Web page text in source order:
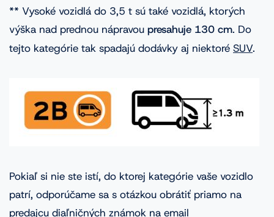
** Vysoké vozidlá do 3,5 t sú také vozidlá, ktorých
výška nad prednou nápravou presahuje 130 cm. Do
tejto kategórie tak spadajú dodávky aj niektoré SUV.
Pokiaľ si nie ste istí, do ktorej kategórie vaše vozidlo
patrí, odporúčame sa s otázkou obrátiť priamo na
predajcu diaľničných známok na email